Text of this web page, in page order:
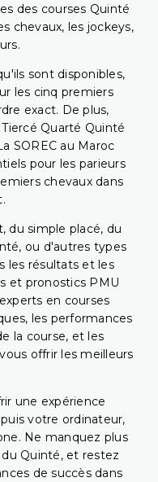
des courses Quinté
chevaux, les jockeys,
sont disponibles,
les cinq premiers
exact. De plus,
Quarté Quinté
SOREC au Maroc
pour les parieurs
chevaux dans
du simple placé, du
ou d'autres types
les résultats et les
et pronostics PMU
en courses
les performances
la course, et les
offrir les meilleurs
une expérience
votre ordinateur,
Ne manquez plus
Quinté, et restez
de succès dans